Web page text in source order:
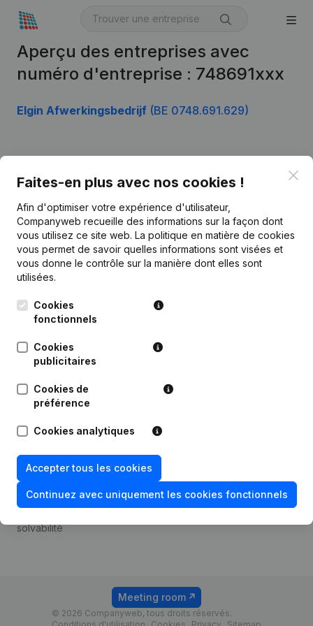
Aperçu des entreprises avec
numéro d'entreprise : 748691xxx
Elgin Afwerkingsbedrijf (BE 0748.691.629)
Faites-en plus avec nos cookies !
Afin d'optimiser votre expérience d'utilisateur,
Companyweb recueille des informations sur la façon dont
vous utilisez ce site web. La politique en matière de cookies
vous permet de savoir quelles informations sont visées et
vous donne le contrôle sur la manière dont elles sont
utilisées.
Cookies
fonctionnels
Cookies
publicitaires
Cookies de
préférence
Cookies analytiques
Accepter tous les cookies
Continuez avec uniquement les cookies fonctionnels
Français
Kantorenpark Everest
Leuvensesteenweg
1800 Vilvoorde
Informations d’entreprise
Monitoring
Recherche internationale
Prospection
Compliance et prévention
de la fraude
Consulter des comptes
Recherche de numéro de
TVA
solvabilité
Tarifs
© 2026 Companyweb, tous droits réservés.
Meeting room